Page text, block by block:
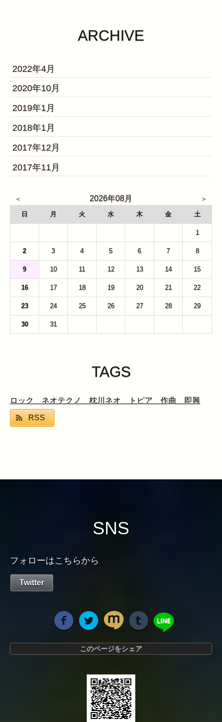
ARCHIVE
2022年4月
2020年10月
2019年1月
2018年1月
2017年12月
2017年11月
2026年08月
日 月 火 水 木 金 土
1
2 3 4 5 6 7 8
9 10 11 12 13 14 15
16 17 18 19 20 21 22
23 24 25 26 27 28 29
30 31
TAGS
ロック ネオテクノ 枕川ネオ トピア 作曲 即興
RSS
SNS
フォローはこちらから
Twitter
このページをシェア